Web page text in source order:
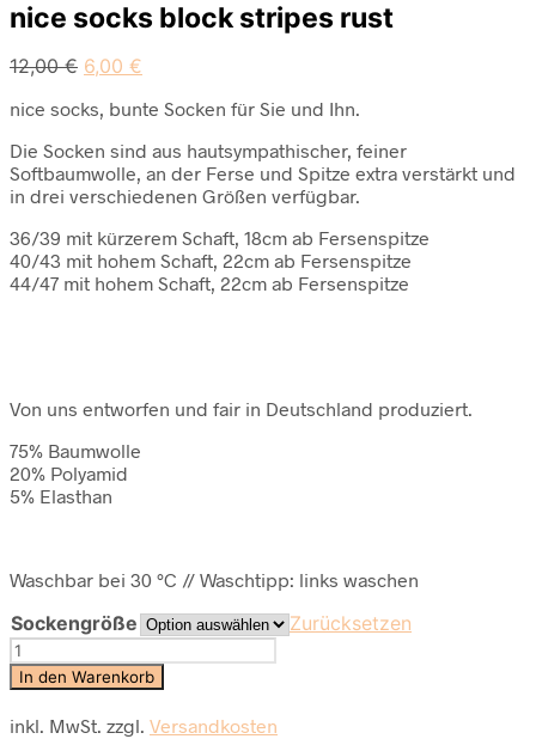
nice socks block stripes rust
12,00€ 6,00 €
nice socks, bunte Socken für Sie und Ihn.
Die Socken sind aus hautsympathischer, feiner
Softbaumwolle, an der Ferse und Spitze extra verstärkt und
in drei verschiedenen Größen verfügbar.
36/39 mit kürzerem Schaft, 18cm ab Fersenspitze
40/43 mit hohem Schaft, 22cm ab Fersenspitze
44/47 mit hohem Schaft, 22cm ab Fersenspitze
Von uns entworfen und fair in Deutschland produziert.
75% Baumwolle
20% Polyamid
5% Elasthan
Waschbar bei 30 °C // Waschtipp: links waschen
Sockengröße
Zurücksetzen
nice
socks
block
stripes
In den Warenkorb
inkl. MwSt. zzgl. Versandkosten